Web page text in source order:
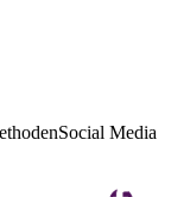
Social Media